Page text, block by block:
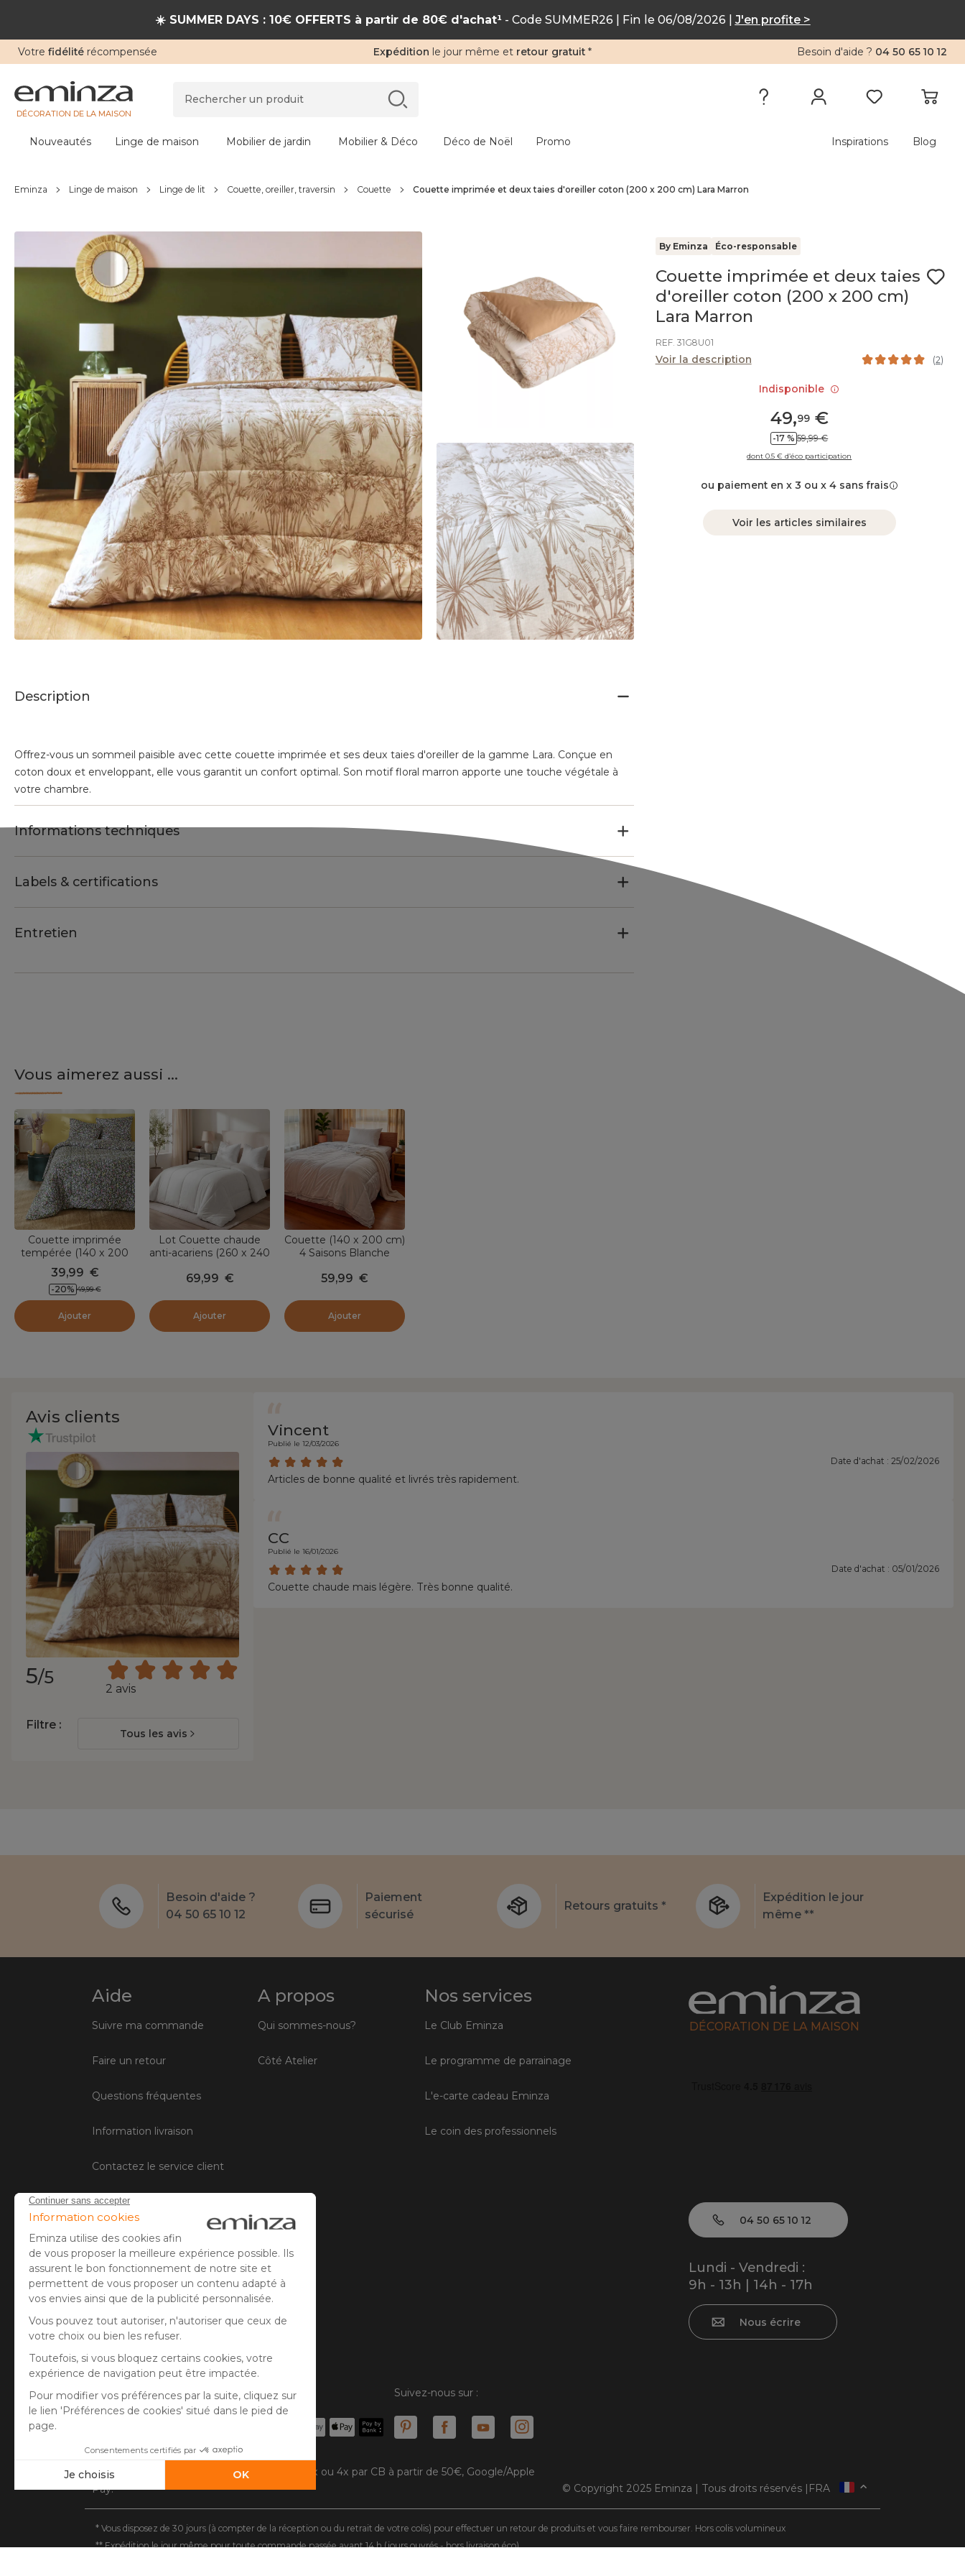
☀️ SUMMER DAYS : 10€ OFFERTS à partir de 80€ d'achat¹- Code SUMMER26 | Fin le 06/08/2026 | J'en profite >
Votre fidélité récompensée Expédition le jour même et retour gratuit * Besoin d'aide ? 04 50 65 10 12
DÉCORATION DE LA MAISON
Nouveautés Linge de maison Mobilier de jardin Mobilier & Déco Déco de Noël Promo Inspirations Blog
Eminza Linge de maison Linge de lit Couette, oreiller, traversin Couette Couette imprimée et deux taies d'oreiller coton (200 x 200 cm) Lara Marron
By Eminza Éco-responsable
Couette imprimée et deux taies
d'oreiller coton (200 x 200 cm)
Lara Marron
REF. 31G8U01
Voir la description (2)
49,99€
-17 % 59,99 €
dont 0.5 € d’éco participation
ou paiement en x 3 ou x 4 sans frais
Voir les articles similaires
Description
Offrez-vous un sommeil paisible avec cette couette imprimée et ses deux taies d'oreiller de la gamme Lara. Conçue en
coton doux et enveloppant, elle vous garantit un confort optimal. Son motif floral marron apporte une touche végétale à
votre chambre.
Informations techniques
Labels & certifications
Entretien
Vous aimerez aussi ...
Couette imprimée
tempérée (140 x 200
cm) et une taie coton
Myosotis Multicolore
39,99 €
-20% 49,99 €
Ajouter
Lot Couette chaude
anti-acariens (260 x 240
60 cm) Comète
69,99 €
Ajouter
Couette (140 x 200 cm)
4 Saisons Blanche
59,99 €
Ajouter
Avis clients
5/5
2 avis
Filtre :
Tous les avis
Vincent
Publié le 12/03/2026
Date d'achat : 25/02/2026
Articles de bonne qualité et livrés très rapidement.
CC
Publié le 16/01/2026
Date d'achat : 05/01/2026
Couette chaude mais légère. Très bonne qualité.
Besoin d'aide ?
04 50 65 10 12
Paiement
sécurisé
Retours gratuits *
Expédition le jour
même **
Aide
Suivre ma commande
Faire un retour
Questions fréquentes
Information livraison
Contactez le service client
Conditions générales de vente
Mentions légales
Gestion des cookies
Avis client
A propos
Qui sommes-nous?
Côté Atelier
Nos services
Le Club Eminza
Le programme de parrainage
L'e-carte cadeau Eminza
Le coin des professionnels
DÉCORATION DE LA MAISON
04 50 65 10 12
Lundi - Vendredi :
9h - 13h | 14h - 17h
Nous écrire
Paiement sécurisé Suivez-nous sur :
Carte bancaire, PayPal, virement bancaire, 3x ou 4x par CB à partir de 50€, Google/Apple
Pay.
© Copyright 2025 Eminza | Tous droits réservés |
ESPAÑA
ITALIE
DEUTSCHLAND
FRA
* Vous disposez de 30 jours (à compter de la réception ou du retrait de votre colis) pour effectuer un retour de produits et vous faire rembourser. Hors colis volumineux
** Expédition le jour même pour toute commande passée avant 14 h (jours ouvrés - hors livraison éco)